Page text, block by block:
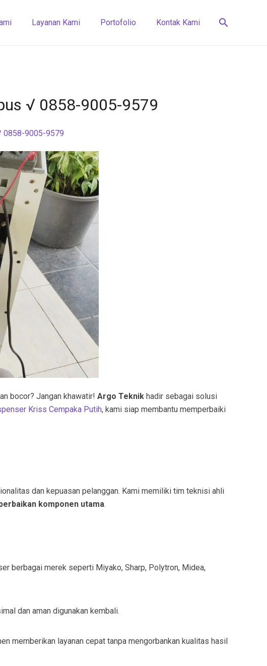
Layanan Kami Portofolio Kontak Kami search
√ 0858-9005-9579
0858-9005-9579
bocor? Jangan khawatir! Argo Teknik hadir sebagai solusi
Kriss Cempaka Putih, kami siap membantu memperbaiki
dan kepuasan pelanggan. Kami memiliki tim teknisi ahli
komponen utama.
berbagai merek seperti Miyako, Sharp, Polytron, Midea,
dan aman digunakan kembali.
memberikan layanan cepat tanpa mengorbankan kualitas hasil